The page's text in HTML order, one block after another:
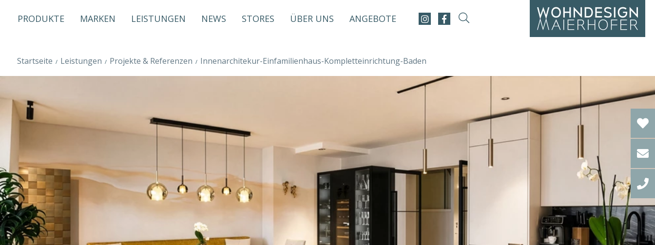
PRODUKTE MARKEN LEISTUNGEN NEWS STORES ÜBER UNS ANGEBOTE
Startseite Leistungen Projekte & Referenzen Innenarchitekur-Einfamilienhaus-Kompletteinrichtung-Baden